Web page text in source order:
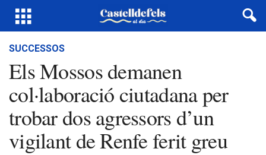
SUCCESSOS
Els Mossos demanen
col·laboració ciutadana per
trobar dos agressors d’un
vigilant de Renfe ferit greu